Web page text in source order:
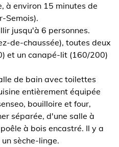
à environ 15 minutes de
Semois).
jusqu'à 6 personnes.
de-chaussée), toutes deux
et un canapé-lit (160/200)
de bain avec toilettes
entièrement équipée
bouilloire et four,
séparée, d'une salle à
à bois encastré. Il y a
sèche-linge.